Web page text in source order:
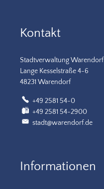
Kontakt
Stadtverwaltung Warendorf
Lange Kesselstraße 4-6
48231 Warendorf
+49 2581 54-0
+49 2581 54-2900
stadt@warendorf.de
Informationen